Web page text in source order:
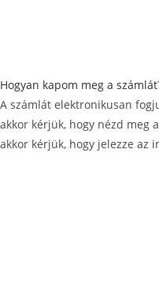
Hogyan kapom meg a
A számlát elektronikusan
akkor kérjük, hogy nézd meg
akkor kérjük, hogy jelezze az